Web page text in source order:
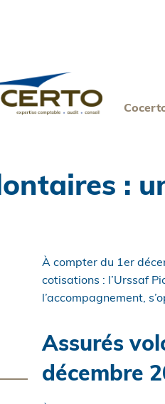
:
À compter du 1er
cotisations : l’Urssaf
l’accompagnement,
Assurés
décembre